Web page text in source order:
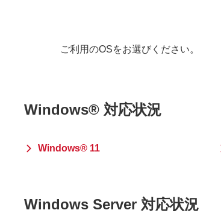
ご利用のOSをお選びください。
Windows® 対応状況
Windows® 11
Windows Server 対応状況